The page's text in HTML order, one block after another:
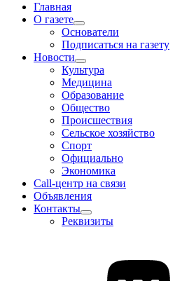
Главная
О газете
Основатели
Подписаться на газету
Новости
Культура
Медицина
Образование
Общество
Происшествия
Сельское хозяйство
Спорт
Официально
Экономика
Call-центр на связи
Объявления
Контакты
Реквизиты